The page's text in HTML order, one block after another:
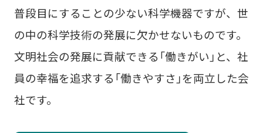
普段目にすることの少ない科学機器ですが、世
の中の科学技術の発展に欠かせないものです。
文明社会の発展に貢献できる「働きがい」と、社
員の幸福を追求する「働きやすさ」を両立した会
社です。